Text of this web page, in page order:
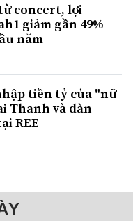
concert, lợi
giảm gần 49%
năm
tiền tỷ của "nữ
Thanh và dàn
REE